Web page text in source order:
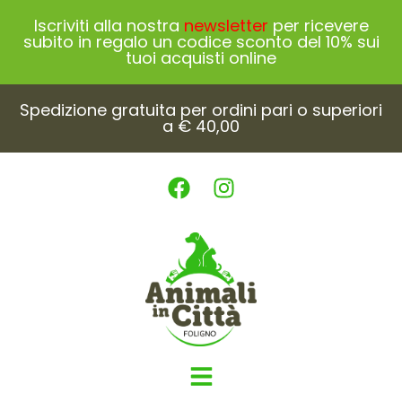
Iscriviti alla nostra newsletter per ricevere
subito in regalo un codice sconto del 10% sui
tuoi acquisti online
Spedizione gratuita per ordini pari o superiori
a € 40,00